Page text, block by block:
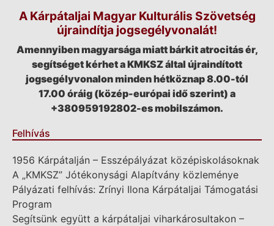
A Kárpátaljai Magyar Kulturális Szövetség
újraindítja jogsegélyvonalát!
Amennyiben magyarsága miatt bárkit atrocitás ér,
segítséget kérhet a KMKSZ által újraindított
jogsegélyvonalon minden hétköznap 8.00-tól
17.00 óráig (közép-európai idő szerint) a
+380959192802-es mobilszámon.
Felhívás
1956 Kárpátalján – Esszépályázat középiskolásoknak
A „KMKSZ” Jótékonysági Alapítvány közleménye
Pályázati felhívás: Zrínyi Ilona Kárpátaljai Támogatási
Program
Segítsünk együtt a kárpátaljai viharkárosultakon –